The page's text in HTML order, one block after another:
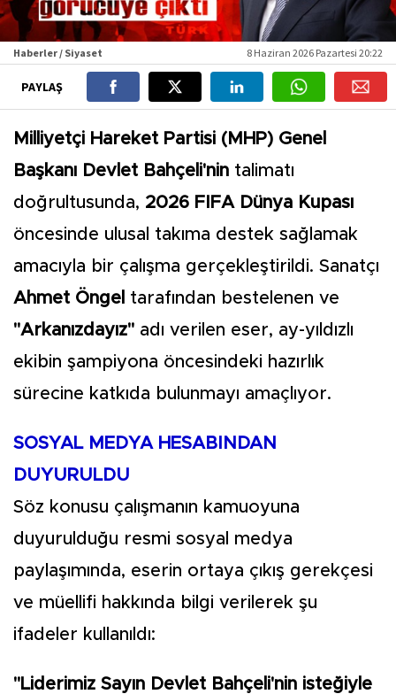
Haberler / Siyaset 8 Haziran 2026 Pazartesi 20:22
PAYLAŞ
Milliyetçi Hareket Partisi (MHP) Genel
Başkanı Devlet Bahçeli'nin talimatı
doğrultusunda, 2026 FIFA Dünya Kupası
öncesinde ulusal takıma destek sağlamak
amacıyla bir çalışma gerçekleştirildi. Sanatçı
Ahmet Öngel tarafından bestelenen ve
"Arkanızdayız" adı verilen eser, ay-yıldızlı
ekibin şampiyona öncesindeki hazırlık
sürecine katkıda bulunmayı amaçlıyor.
SOSYAL MEDYA HESABINDAN
DUYURULDU
Söz konusu çalışmanın kamuoyuna
duyurulduğu resmi sosyal medya
paylaşımında, eserin ortaya çıkış gerekçesi
ve müellifi hakkında bilgi verilerek şu
ifadeler kullanıldı:
"Liderimiz Sayın Devlet Bahçeli'nin isteğiyle